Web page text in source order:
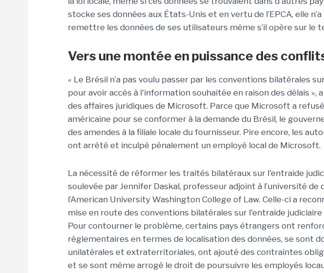
stocke ses données aux États-Unis et en vertu de l’EPCA, elle
remettre les données de ses utilisateurs même s’il opère sur le
Vers une montée en puissance des
« Le Brésil n’a pas voulu passer par les conventions bilatérales
pour avoir accès à l'information souhaitée en raison des délais »,
des affaires juridiques de Microsoft. Parce que Microsoft a refusé
américaine pour se conformer à la demande du Brésil, le
des amendes à la filiale locale du fournisseur. Pire encore, les
ont arrêté et inculpé pénalement un employé local de Microsoft.
La nécessité de réformer les traités bilatéraux sur l'entraide
soulevée par Jennifer Daskal, professeur adjoint à l’université de
l’American University Washington College of Law. Celle-ci a
mise en route des conventions bilatérales sur l'entraide
Pour contourner le problème, certains pays étrangers ont
règlementaires en termes de localisation des données, se sont
unilatérales et extraterritoriales, ont ajouté des contraintes
et se sont même arrogé le droit de poursuivre les employés